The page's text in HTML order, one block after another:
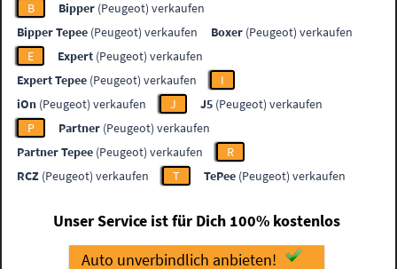
B
Bipper (Peugeot) verkaufen
Bipper Tepee (Peugeot) verkaufen Boxer (Peugeot) verkaufen
E
Expert (Peugeot) verkaufen
Expert Tepee (Peugeot) verkaufen
I
iOn (Peugeot) verkaufen J J5 (Peugeot) verkaufen
P
Partner (Peugeot) verkaufen
Partner Tepee (Peugeot) verkaufen
R
RCZ (Peugeot) verkaufen T TePee (Peugeot) verkaufen
Unser Service ist für Dich 100% kostenlos
Auto unverbindlich anbieten!